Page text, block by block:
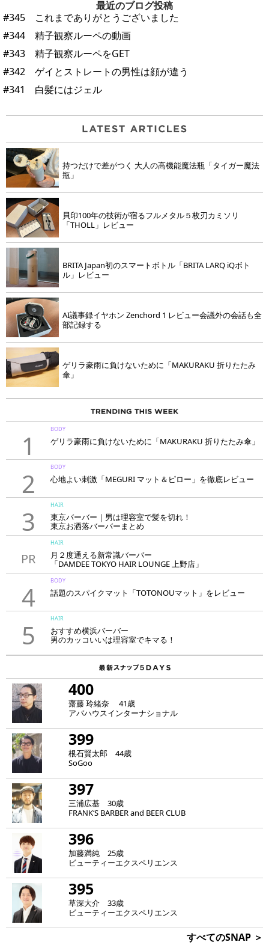
最近のブログ投稿
#345 これまでありがとうございました
#344 精子観察ルーペの動画
#343 精子観察ルーペをGET
#342 ゲイとストレートの男性は顔が違う
#341 白髪にはジェル
持つだけで差がつく 大人の高機能魔法瓶「タイガー魔法
瓶」
貝印100年の技術が宿るフルメタル５枚刃カミソリ
「THOLL」レビュー
BRITA Japan初のスマートボトル「BRITA LARQ iQボト
ル」レビュー
AI議事録イヤホン Zenchord 1 レビュー会議外の会話も全
部記録する
ゲリラ豪雨に負けないために「MAKURAKU 折りたたみ
傘」
1
BODY
ゲリラ豪雨に負けないために「MAKURAKU 折りたたみ傘」
2
BODY
心地よい刺激「MEGURI マット＆ピロー」を徹底レビュー
3
HAIR
東京バーバー｜男は理容室で髪を切れ！
東京お洒落バーバーまとめ
PR
HAIR
月２度通える新常識バーバー
「DAMDEE TOKYO HAIR LOUNGE 上野店」
4
BODY
話題のスパイクマット「TOTONOUマット」をレビュー
5
HAIR
おすすめ横浜バーバー
男のカッコいいは理容室でキマる！
400
齋藤 玲緒奈 41歳
アバハウスインターナショナル
399
根石賢太郎 44歳
SoGoo
397
三浦広基 30歳
FRANK‘S BARBER and BEER CLUB
396
加藤満純 25歳
ビューティーエクスペリエンス
395
草深大介 33歳
ビューティーエクスペリエンス
すべてのSNAP ＞